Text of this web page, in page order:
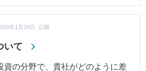
いて
年1月29日 公開
資の分野で、貴社がどのように差